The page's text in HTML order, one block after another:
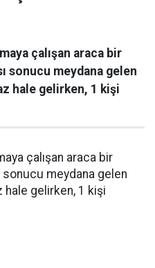
çalışan araca bir
sonucu meydana gelen
hale gelirken, 1 kişi
çalışan araca bir
meydana gelen
hale gelirken, 1 kişi